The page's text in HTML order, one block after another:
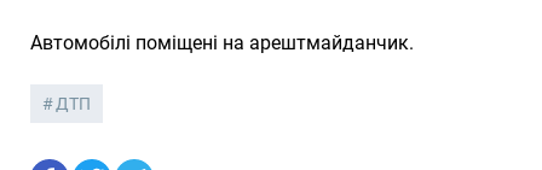
Автомобілі поміщені на арештмайданчик.
ДТП